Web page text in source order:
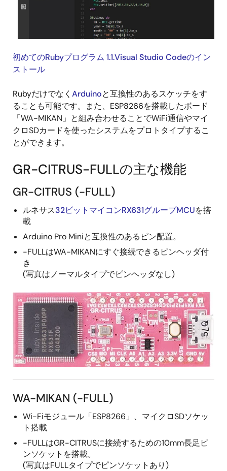
初めてのRubyプログラム 1.1.Visual Studio Codeのイン
ストール
Rubyだけでなく Arduinoと互換性のあるスケッチをす
ることも可能です。また、ESP8266を搭載したボード
「WA-MIKAN」と組み合わせることでWiFi通信やマイ
クロSDカードを使ったシステムをプロトタイプするこ
とができます。
GR-CITRUS-FULLの主な機能
GR-CITRUS (-FULL)
ルネサス32ビットマイコンRX631グループMCUを搭
載
Arduino Pro Miniと互換性のあるピン配置。
-FULLはWA-MIKANにすぐ接続できるピンヘッダ付
き
(写真はノーマルタイプでピンヘッダなし)
WA-MIKAN (-FULL)
Wi-Fiモジュール「ESP8266」、マイクロSDソケッ
ト搭載
-FULLはGR-CITRUSに接続するための10mm長足ピ
ンソケットを搭載。
(写真はFULLタイプでピンソケットあり)